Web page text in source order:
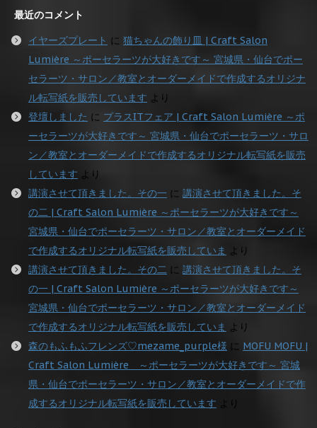
最近のコメント
イヤーズプレート に 猫ちゃんの飾り皿 | Craft Salon
Lumière ～ポーセラーツが大好きです～ 宮城県・仙台でポー
セラーツ・サロン／教室とオーダーメイドで作成するオリジナ
ル転写紙を販売しています より
登壇しました に プラスITフェア | Craft Salon Lumière ～ポ
ーセラーツが大好きです～ 宮城県・仙台でポーセラーツ・サロ
ン／教室とオーダーメイドで作成するオリジナル転写紙を販売
しています より
講演させて頂きました。その一 に 講演させて頂きました。そ
の二 | Craft Salon Lumière ～ポーセラーツが大好きです～
宮城県・仙台でポーセラーツ・サロン／教室とオーダーメイド
で作成するオリジナル転写紙を販売していま より
講演させて頂きました。その二 に 講演させて頂きました。そ
の一 | Craft Salon Lumière ～ポーセラーツが大好きです～
宮城県・仙台でポーセラーツ・サロン／教室とオーダーメイド
で作成するオリジナル転写紙を販売していま より
森のもふもふフレンズ♡mezame_purple様 に MOFU MOFU |
Craft Salon Lumière ～ポーセラーツが大好きです～ 宮城
県・仙台でポーセラーツ・サロン／教室とオーダーメイドで作
成するオリジナル転写紙を販売しています より